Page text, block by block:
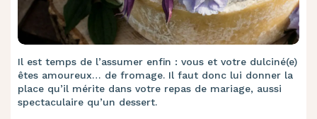
Il est temps de l’assumer enfin : vous et votre dulciné(e)
êtes amoureux… de fromage. Il faut donc lui donner la
place qu’il mérite dans votre repas de mariage, aussi
spectaculaire qu’un dessert.